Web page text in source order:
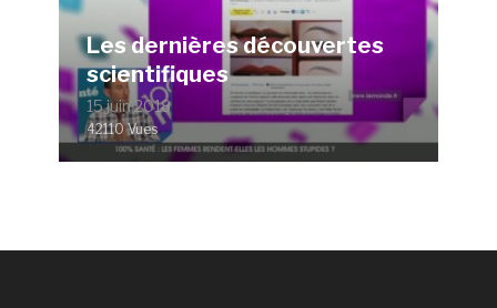
Les dernières découvertes
scientifiques
15 juin 2018
42110 Vues